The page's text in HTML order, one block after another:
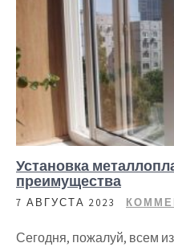
Установка
преимущества
7 АВГУСТА 2023
Сегодня, пожалуй, всем